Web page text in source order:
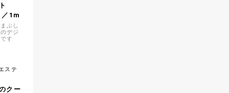
1m
ぶし
デジ
す
ステ
クー